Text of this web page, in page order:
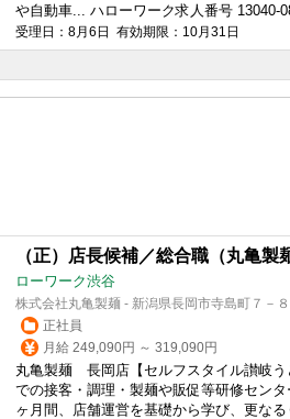
や自動車... ハローワーク求人番号 13040-
受理日：8月6日 有効期限：10月31日
（正）店長候補／総合職（丸亀
ローワーク渋谷
株式会社丸亀製麺 - 新潟県長岡市寺島町７－８
正社員
月給 249,090円 ～ 319,090円
丸亀製麺 長岡店【セルフスタイル讃岐う
での接客・調理・製麺や販促等研修セン
ヶ月間、店舗運営を基礎から学び、更な